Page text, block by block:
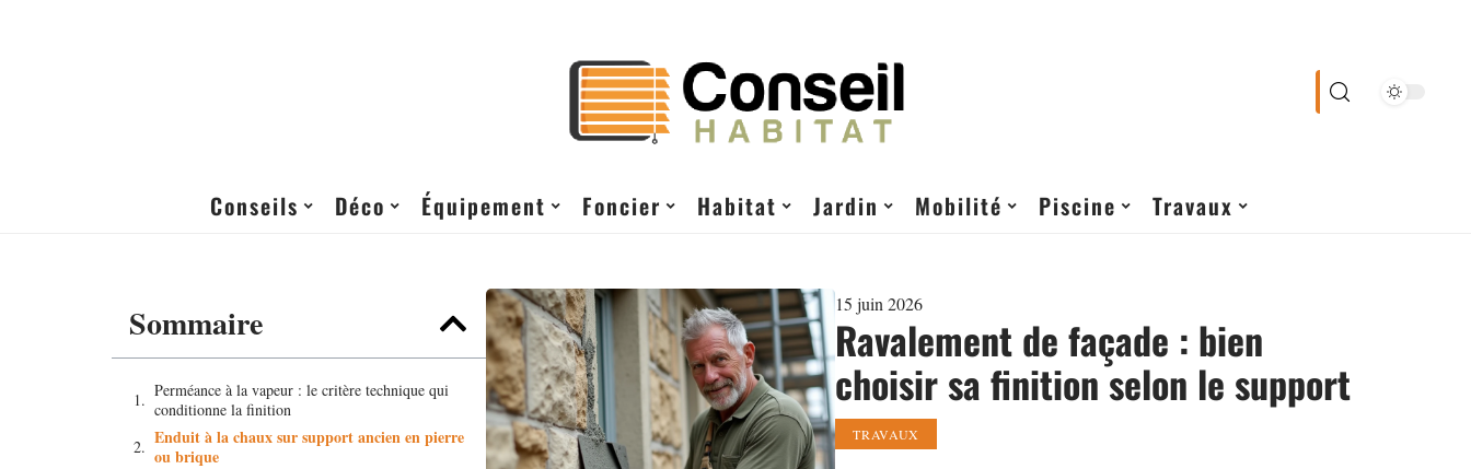
Conseils Déco Équipement Foncier Habitat Jardin Mobilité Piscine Travaux
Sommaire
Perméance à la vapeur : le critère technique qui
conditionne la finition
Enduit à la chaux sur support ancien en pierre
ou brique
15 juin 2026
Ravalement de façade : bien
choisir sa finition selon le support
TRAVAUX